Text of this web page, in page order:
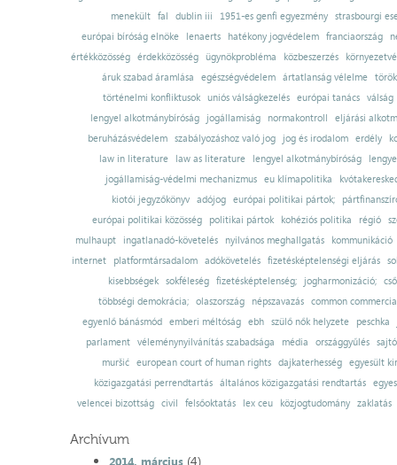
menekült
fal dublin iii 1951-es genfi egyezmény
strasbourgi
európai bíróság elnöke
lenaerts hatékony jogvédelem franciaország
értékközösség
érdekközösség ügynökprobléma közbeszerzés
áruk szabad áramlása
egészségvédelem ártatlanság vélelme
történelmi konfliktusok uniós válságkezelés európai tanács válság
lengyel alkotmánybíróság
jogállamiság normakontroll
eljárási
beruházásvédelem
szabályozáshoz való jog jog és irodalom erdély
law in literature
law as literature lengyel alkotmánybíróság
jogállamiság-védelmi mechanizmus
eu klímapolitika
kiotói jegyzőkönyv adójog európai politikai pártok;
európai politikai közösség
politikai pártok kohéziós politika régió
mulhaupt
ingatlanadó-követelés nyilvános meghallgatás
kommunikáció
internet
platformtársadalom adókövetelés fizetésképtelenségi eljárás
kisebbségek sokféleség fizetésképtelenség; jogharmonizáció;
többségi demokrácia; olaszország népszavazás common
egyenlő bánásmód emberi méltóság ebh szülő nők helyzete
peschka
parlament
véleménynyilvánítás szabadsága média országgyűlés
muršić
european court of human rights dajkaterhesség
egyesült
közigazgatási perrendtartás
általános közigazgatási rendtartás
velencei bizottság
civil felsőoktatás lex ceu közjogtudomány zaklatás
Archívum
2014. március(4)